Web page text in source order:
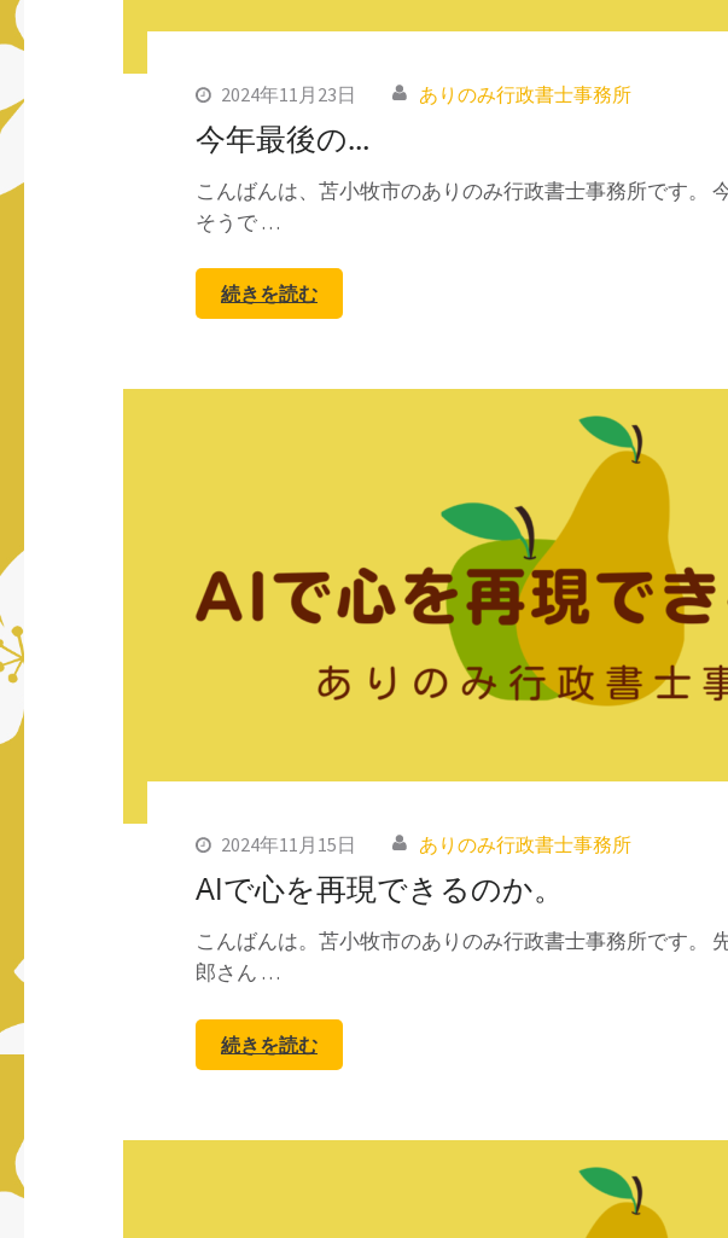
2024年11月23日 ありのみ行政書士事務所
今年最後の…
こんばんは、苫小牧市のありのみ行政書士事務所です。
そうで …
続きを読む
2024年11月15日 ありのみ行政書士事務所
AIで心を再現できるのか。
こんばんは。苫小牧市のありのみ行政書士事務所です。
郎さん …
続きを読む